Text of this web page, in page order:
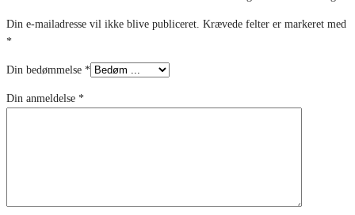
Din e-mailadresse vil ikke blive publiceret. Krævede felter er markeret med
*
Din bedømmelse *
Din anmeldelse *